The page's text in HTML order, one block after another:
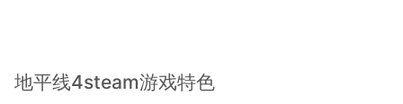
地平线4steam游戏特色